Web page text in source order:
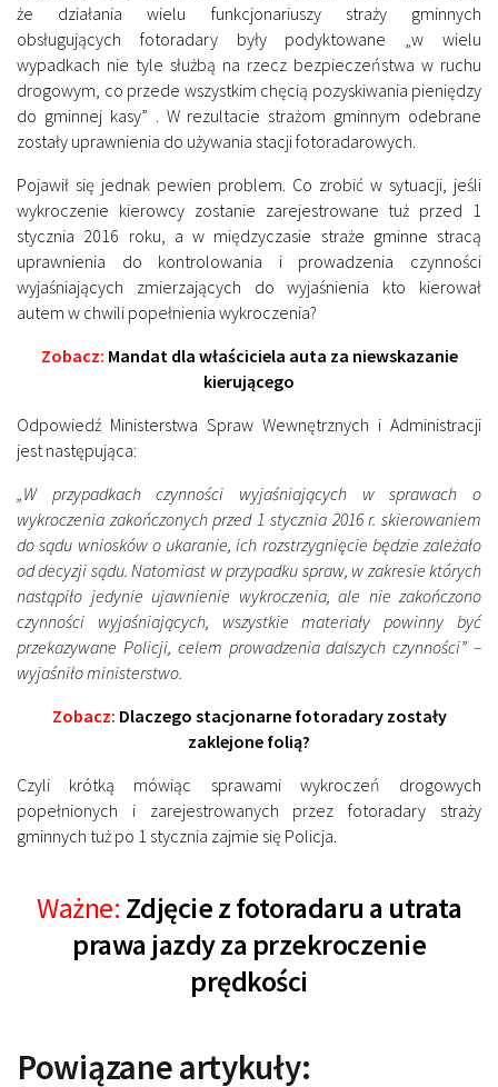
że działania wielu funkcjonariuszy straży gminnych
obsługujących fotoradary były podyktowane „w wielu
wypadkach nie tyle służbą na rzecz bezpieczeństwa w ruchu
drogowym, co przede wszystkim chęcią pozyskiwania pieniędzy
do gminnej kasy” . W rezultacie strażom gminnym odebrane
zostały uprawnienia do używania stacji fotoradarowych.
Pojawił się jednak pewien problem. Co zrobić w sytuacji, jeśli
wykroczenie kierowcy zostanie zarejestrowane tuż przed 1
stycznia 2016 roku, a w międzyczasie straże gminne stracą
uprawnienia do kontrolowania i prowadzenia czynności
wyjaśniających zmierzających do wyjaśnienia kto kierował
autem w chwili popełnienia wykroczenia?
Zobacz: Mandat dla właściciela auta za niewskazanie
kierującego
Odpowiedź Ministerstwa Spraw Wewnętrznych i Administracji
jest następująca:
„W przypadkach czynności wyjaśniających w sprawach o
wykroczenia zakończonych przed 1 stycznia 2016 r. skierowaniem
do sądu wniosków o ukaranie, ich rozstrzygnięcie będzie zależało
od decyzji sądu. Natomiast w przypadku spraw, w zakresie których
nastąpiło jedynie ujawnienie wykroczenia, ale nie zakończono
czynności wyjaśniających, wszystkie materiały powinny być
przekazywane Policji, celem prowadzenia dalszych czynności” –
wyjaśniło ministerstwo.
Zobacz: Dlaczego stacjonarne fotoradary zostały
zaklejone folią?
Czyli krótką mówiąc sprawami wykroczeń drogowych
popełnionych i zarejestrowanych przez fotoradary straży
gminnych tuż po 1 stycznia zajmie się Policja.
Ważne: Zdjęcie z fotoradaru a utrata
prawa jazdy za przekroczenie
prędkości
Powiązane artykuły: